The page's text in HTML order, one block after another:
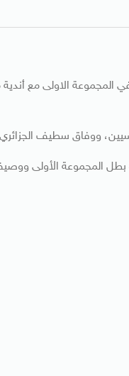
الاولى مع أندية
ووفاق سطيف الجزائري
بطل المجموعة الأولى